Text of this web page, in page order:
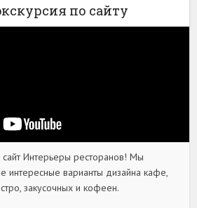
по сайту
Интерьеры ресторанов! Мы
интересные варианты дизайна кафе,
закусочных и кофеен.